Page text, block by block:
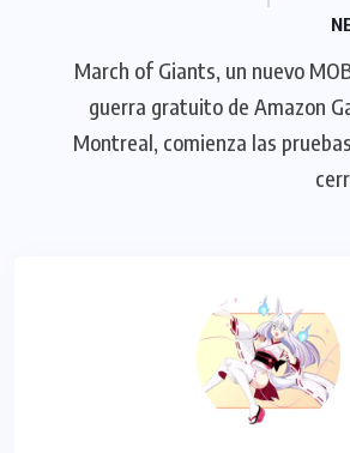
March of Giants, un nuevo
guerra gratuito de Amazon
Montreal, comienza las